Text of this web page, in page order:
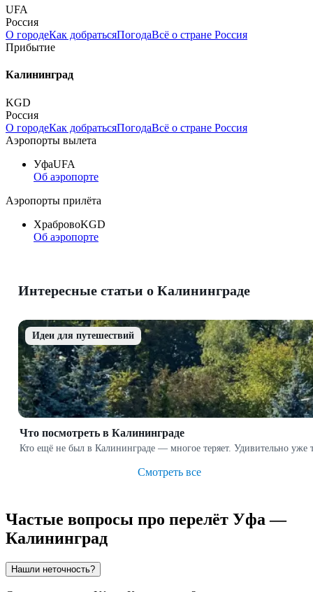
UFA
Россия
О городеКак добратьсяПогодаВсё о стране Россия
Прибытие
Калининград
KGD
Россия
О городеКак добратьсяПогодаВсё о стране Россия
Аэропорты вылета
УфаUFA
Об аэропорте
Аэропорты прилёта
ХрабровоKGD
Об аэропорте
Интересные статьи о Калининграде
Идеи для путешествий
Что посмотреть в Калининграде
Кто ещё не был в Калининграде — многое теряет. Удивительно
Смотреть все
Частые вопросы про перелёт Уфа —
Калининград
Нашли неточность?